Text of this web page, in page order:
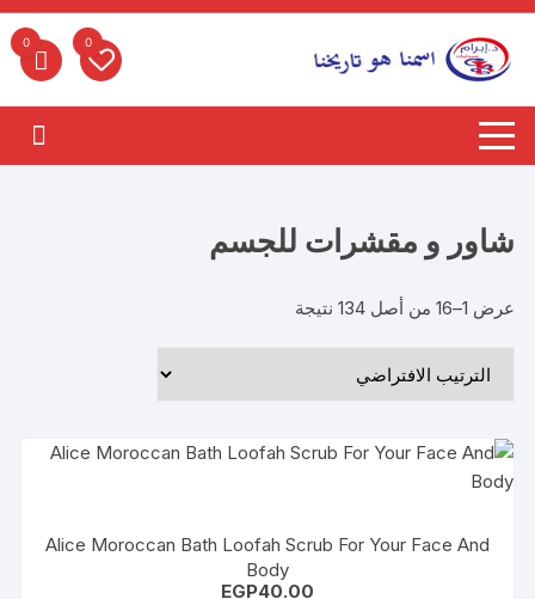
التجاوز
المحتوى
0
0
شاور و مقشرات للجسم
عرض 1–16 من أصل 134 نتيجة
Alice Moroccan Bath Loofah Scrub For Your Face And
Body
EGP40.00